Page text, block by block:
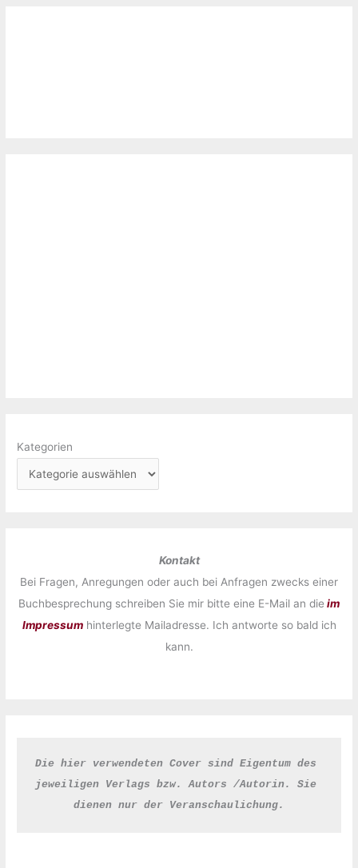
Kategorien
Kontakt
Bei Fragen, Anregungen oder auch bei Anfragen zwecks einer
Buchbesprechung schreiben Sie mir bitte eine E-Mail an die im
Impressumhinterlegte Mailadresse. Ich antworte so bald ich
kann.
Die hier verwendeten Cover sind Eigentum des
jeweiligen Verlags bzw. Autors /Autorin. Sie
dienen nur der Veranschaulichung.